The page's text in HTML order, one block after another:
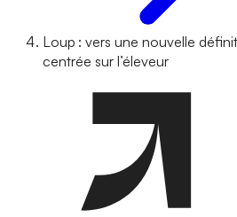
Loup : vers une nouvelle
centrée sur l’éleveur